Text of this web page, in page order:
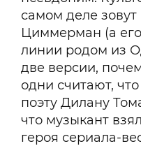
самом деле
Циммерман (а
линии родом из
две версии,
одни считают,
поэту Дилану
что музыкант
героя сериала-